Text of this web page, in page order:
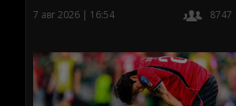
7 авг 2026 | 16:54 8747